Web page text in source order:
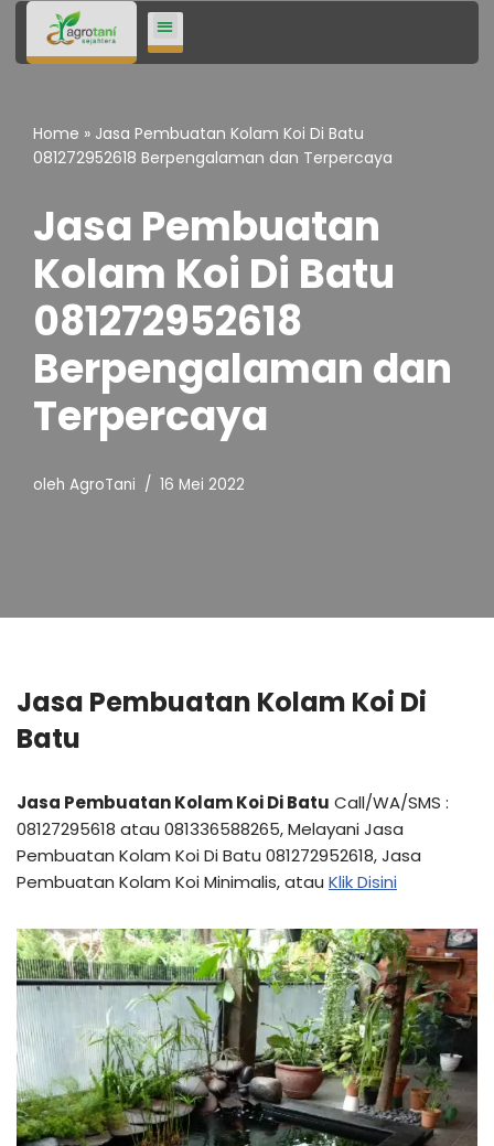
Lompat
Home » Jasa Pembuatan Kolam Koi Di Batu
081272952618 Berpengalaman dan Terpercaya
Jasa Pembuatan
Kolam Koi Di Batu
081272952618
Berpengalaman dan
Terpercaya
oleh AgroTani 16 Mei 2022
Jasa Pembuatan Kolam Koi Di
Batu
Jasa Pembuatan Kolam Koi Di Batu Call/WA/SMS :
08127295618 atau 081336588265, Melayani Jasa
Pembuatan Kolam Koi Di Batu 081272952618, Jasa
Pembuatan Kolam Koi Minimalis, atau Klik Disini